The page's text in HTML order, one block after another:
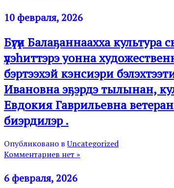
10 февраля, 2026
Бүгүн Балаҕаннаахха
үлэһиттэрэ уонна
бэртээхэй кэнсиэри
Ивановна эҕэрдэ тылынан,
Евдокия Гаврильевна
биэрдилэр .
Опубликовано вUncategorized
Комментариев нет »
6 февраля, 2026